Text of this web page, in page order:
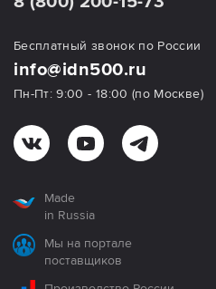
Бесплатный звонок по России
info@idn500.ru
Пн-Пт: 9:00 - 18:00 (по Москве)
Made
in Russia
Мы на портале
поставщиков